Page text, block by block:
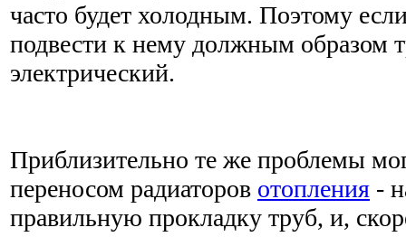
часто будет холодным. Поэтому
подвести к нему должным образом
электрический.
Приблизительно те же проблемы
переносом радиаторов отопления -
правильную прокладку труб, и,